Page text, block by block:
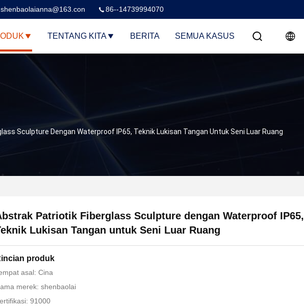
shenbaolaianna@163.con 86--14739994070
TENTANG KITA BERITA SEMUA KASUS
Sculpture Dengan Waterproof IP65, Teknik Lukisan Tangan Untuk Seni Luar Ruang
Patriotik Fiberglass Sculpture dengan Waterproof IP65,
Lukisan Tangan untuk Seni Luar Ruang
produk
asal: Cina
merek: shenbaolai
91000